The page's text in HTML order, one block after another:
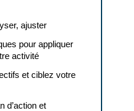
ajuster
pour appliquer
activité
et ciblez votre
d’action et